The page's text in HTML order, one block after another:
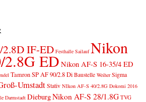
IF-ED Festhalle Sailauf Nikon
ED Nikon AF-S 16-35/4 ED
Tamron SP AF 90/2.8 Di Baustelle Weiher Sigma
UmstadtStativ NIkon AF-S 40/2.8G Dokomi 2016
Darmstadt DieburgNikon AF-S 28/1.8G TVG